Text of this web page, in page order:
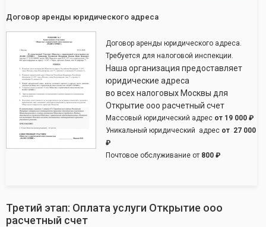
Договор аренды юридического адреса
Договор аренды юридического адреса.
Требуется для налоговой инспекции.
Наша организация предоставляет
юридические адреса
во всех налоговых Москвы для
Открытие ооо расчетный счет
Массовый юридический адрес от 19 000 ₽
Уникальный юридический адрес от 27 000
₽
Почтовое обслуживание от 800 ₽
Третий этап: Оплата услуги Открытие ооо
расчетный счет